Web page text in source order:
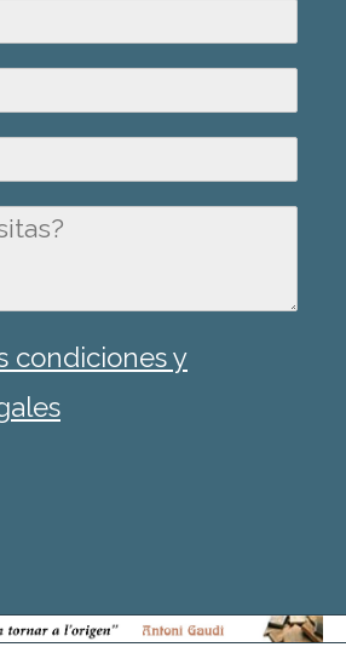
condiciones y